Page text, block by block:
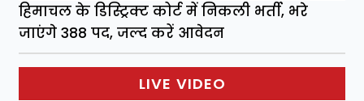
हिमाचल के डिस्ट्रिक्ट कोर्ट में निकली भर्ती, भरे
जाएंगे 388 पद, जल्द करें आवेदन
LIVE VIDEO